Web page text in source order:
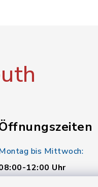
bis Mittwoch:
12:00 Uhr